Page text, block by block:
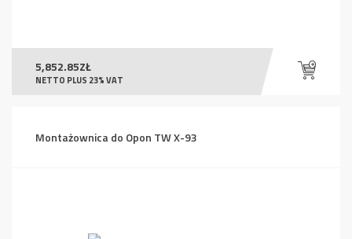
5,852.85ZŁ
NETTO PLUS 23% VAT
Montażownica do Opon TW X-93